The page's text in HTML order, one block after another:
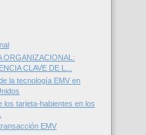
ORGANIZACIONAL:
CLAVE DE L...
la tecnología EMV en
los tarjeta-habientes en los
EMV